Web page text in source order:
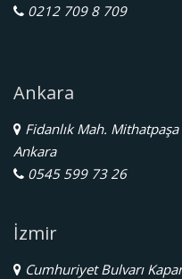
0212 709 8 709
Ankara
Fidanlık Mah.
Ankara
0545 599 73 26
İzmir
Cumhuriyet Bulvarı